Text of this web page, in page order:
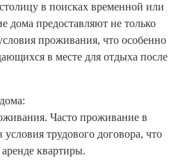
в поисках временной или
дома предоставляют не только
проживания, что особенно
в месте для отдыха после
Часто проживание в
трудового договора, что
квартиры.